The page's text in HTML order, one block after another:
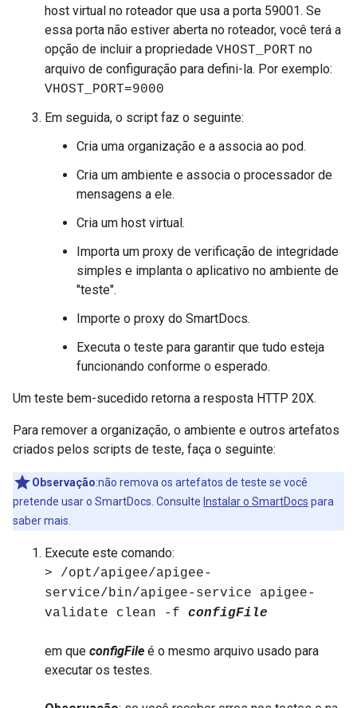
host virtual no roteador que usa a porta 59001. Se
essa porta não estiver aberta no roteador, você terá a
opção de incluir a propriedade VHOST_PORT no
arquivo de configuração para defini-la. Por exemplo:
VHOST_PORT=9000
Em seguida, o script faz o seguinte:
Cria uma organização e a associa ao pod.
Cria um ambiente e associa o processador de
mensagens a ele.
Cria um host virtual.
Importa um proxy de verificação de integridade
simples e implanta o aplicativo no ambiente de
"teste".
Importe o proxy do SmartDocs.
Executa o teste para garantir que tudo esteja
funcionando conforme o esperado.
Um teste bem-sucedido retorna a resposta HTTP 20X.
Para remover a organização, o ambiente e outros artefatos
criados pelos scripts de teste, faça o seguinte:
Observação:não remova os artefatos de teste se você
pretende usar o SmartDocs. Consulte Instalar o SmartDocs para
saber mais.
Execute este comando:
> /opt/apigee/apigee-
service/bin/apigee-service apigee-
validate clean -f configFile
em que configFile é o mesmo arquivo usado para
executar os testes.